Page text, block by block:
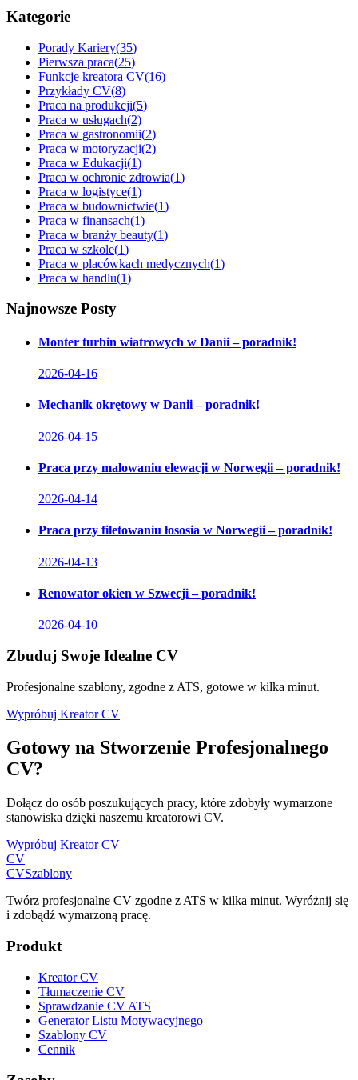
Kategorie
Porady Kariery(35)
Pierwsza praca(25)
Funkcje kreatora CV(16)
Przykłady CV(8)
Praca na produkcji(5)
Praca w usługach(2)
Praca w gastronomii(2)
Praca w motoryzacji(2)
Praca w Edukacji(1)
Praca w ochronie zdrowia(1)
Praca w logistyce(1)
Praca w budownictwie(1)
Praca w finansach(1)
Praca w branży beauty(1)
Praca w szkole(1)
Praca w placówkach medycznych(1)
Praca w handlu(1)
Najnowsze Posty
Monter turbin wiatrowych w Danii – poradnik!
2026-04-16
Mechanik okrętowy w Danii – poradnik!
2026-04-15
Praca przy malowaniu elewacji w Norwegii – poradnik!
2026-04-14
Praca przy filetowaniu łososia w Norwegii – poradnik!
2026-04-13
Renowator okien w Szwecji – poradnik!
2026-04-10
Zbuduj Swoje Idealne CV
Profesjonalne szablony, zgodne z ATS, gotowe w kilka minut.
Wypróbuj Kreator CV
Gotowy na Stworzenie Profesjonalnego
CV?
Dołącz do osób poszukujących pracy, które zdobyły wymarzone
stanowiska dzięki naszemu kreatorowi CV.
Wypróbuj Kreator CV
CV
CVSzablony
Twórz profesjonalne CV zgodne z ATS w kilka minut. Wyróżnij się
i zdobądź wymarzoną pracę.
Produkt
Kreator CV
Tłumaczenie CV
Sprawdzanie CV ATS
Generator Listu Motywacyjnego
Szablony CV
Cennik